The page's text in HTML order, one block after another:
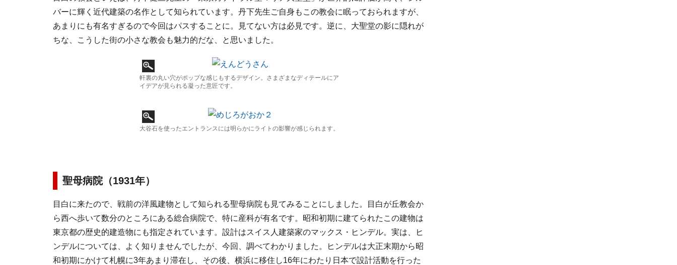
バーに輝く近代建築の名作として知られています。丹下先生ご自身もこの教会に眠っておられますが、
あまりにも有名すぎるので今回はパスすることに。見てない方は必見です。逆に、大聖堂の影に隠れが
ちな、こうした街の小さな教会も魅力的だな、と思いました。
軒裏の丸い穴がポップな感じもするデザイン。さまざまなディテールにア
イデアが見られる凝った意匠です。
大谷石を使ったエントランスには明らかにライトの影響が感じられます。
聖母病院（1931年）
目白に来たので、戦前の洋風建物として知られる聖母病院も見てみることにしました。目白が丘教会か
ら西へ歩いて数分のところにある総合病院で、特に産科が有名です。昭和初期に建てられたこの建物は
東京都の歴史的建造物にも指定されています。設計はスイス人建築家のマックス・ヒンデル。実は、ヒ
ンデルについては、よく知りませんでしたが、今回、調べてわかりました。ヒンデルは大正末期から昭
和初期にかけて札幌に3年あまり滞在し、その後、横浜に移住し16年にわたり日本で設計活動を行った